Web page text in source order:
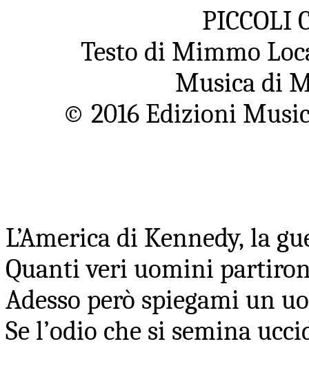
PICCOLI
Testo di Mimmo
Musica di
© 2016 Edizioni
L’America di Kennedy, la
Quanti veri uomini
Adesso però spiegami un
Se l’odio che si semina